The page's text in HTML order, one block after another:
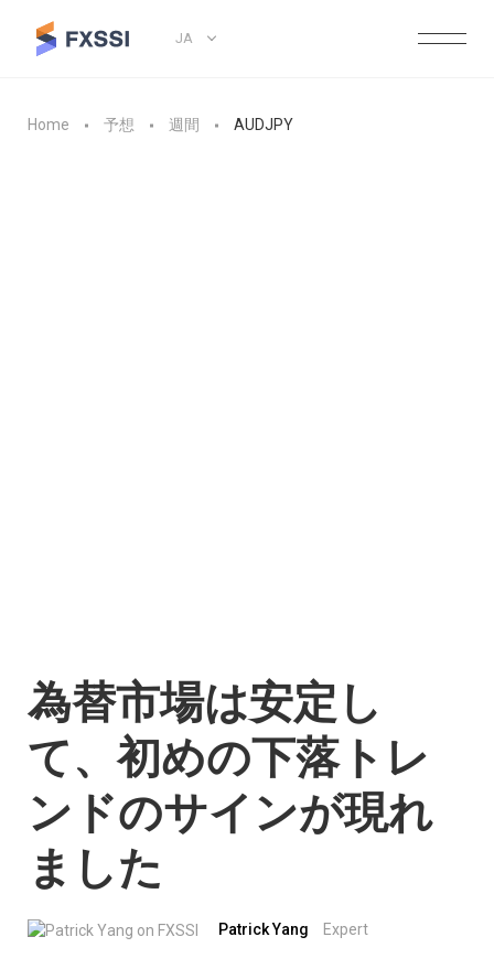
JA
Home 予想 週間 AUDJPY
為替市場は安定し
て、初めの下落トレ
ンドのサインが現れ
ました
Patrick Yang Expert